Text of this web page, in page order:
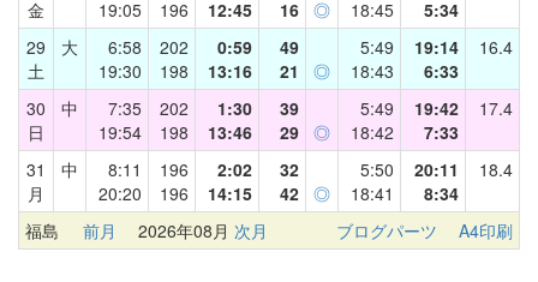
金
19:05
196
12:45
16 ◎
18:45
5:34
29
土
大
6:58
19:30
202
198
0:59
13:16
49
21
◎
5:49
18:43
19:14
6:33
16.4
30
日
中
7:35
19:54
202
198
1:30
13:46
39
29 ◎
5:49
18:42
19:42
7:33
17.4
31
月
中
8:11
20:20
196
196
2:02
14:15
32
42 ◎
5:50
18:41
20:11
8:34
18.4
福島 前月 2026年08月 次月 ブログパーツ A4印刷